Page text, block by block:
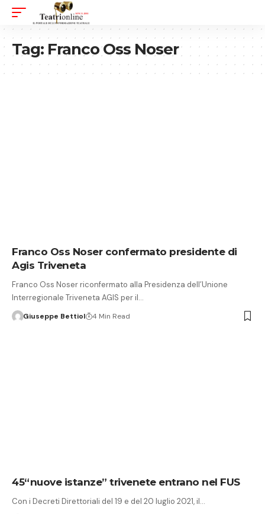
Tag: Franco Oss Noser
Franco Oss Noser confermato presidente di
Agis Triveneta
Franco Oss Noser riconfermato alla Presidenza dell’Unione
Interregionale Triveneta AGIS per il…
Giuseppe Bettiol 4 Min Read
45“nuove istanze” trivenete entrano nel FUS
Con i Decreti Direttoriali del 19 e del 20 luglio 2021, il…